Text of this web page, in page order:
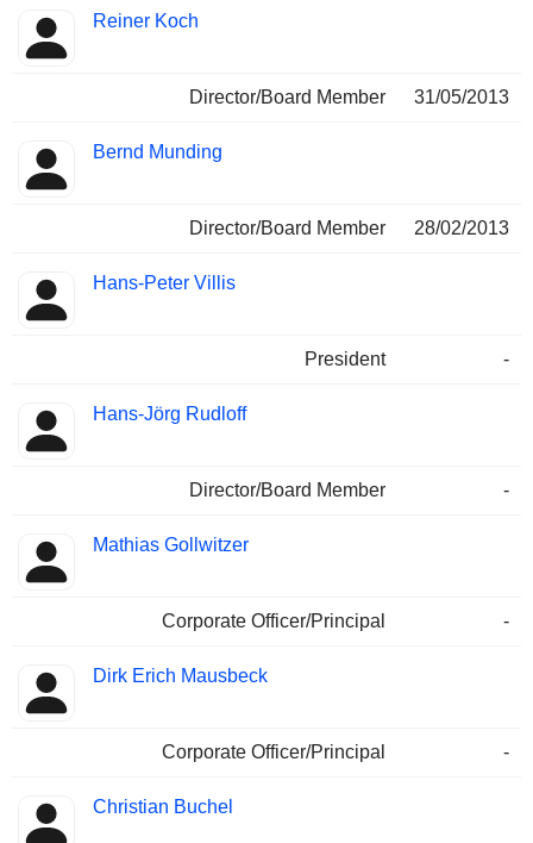
Reiner Koch
Director/Board Member 31/05/2013
Bernd Munding
Director/Board Member 28/02/2013
Hans-Peter Villis
President -
Hans-Jörg Rudloff
Director/Board Member -
Mathias Gollwitzer
Corporate Officer/Principal -
Dirk Erich Mausbeck
Corporate Officer/Principal -
Christian Buchel